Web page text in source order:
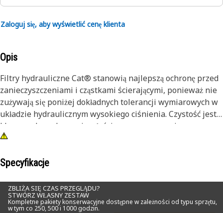
Zaloguj się, aby wyświetlić cenę klienta
Opis
Filtry hydrauliczne Cat® stanowią najlepszą ochronę przed
zanieczyszczeniami i cząstkami ścierającymi, ponieważ nie
zużywają się poniżej dokładnych tolerancji wymiarowych w
układzie hydraulicznym wysokiego ciśnienia. Czystość jest
kluczem do zachowania właściwego smarowania
wrażliwego układu hydraulicznego.
Specyfikacje
ZBLIŻA SIĘ CZAS PRZEGLĄDU?
STWÓRZ WŁASNY ZESTAW
Kompletne pakiety konserwacyjne dostępne w zależności od typu sprzętu,
w tym co 250, 500 i 1000 godzin.